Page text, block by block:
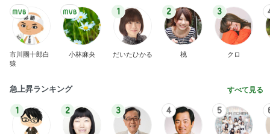
市川團十郎白
猿
小林麻央
1
だいたひかる
2
桃
3
クロ
急上昇ランキング すべて見る
1 2 3 4 5